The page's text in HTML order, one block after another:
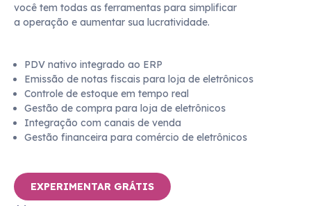
você tem todas as ferramentas para simplificar
a operação e aumentar sua lucratividade.
PDV nativo integrado ao ERP
Emissão de notas fiscais para loja de eletrônicos
Controle de estoque em tempo real
Gestão de compra para loja de eletrônicos
Integração com canais de venda
Gestão financeira para comércio de eletrônicos
EXPERIMENTAR GRÁTIS